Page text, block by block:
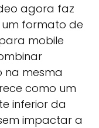
agora faz
um formato de
mobile
na mesma
como um
inferior da
impactar a